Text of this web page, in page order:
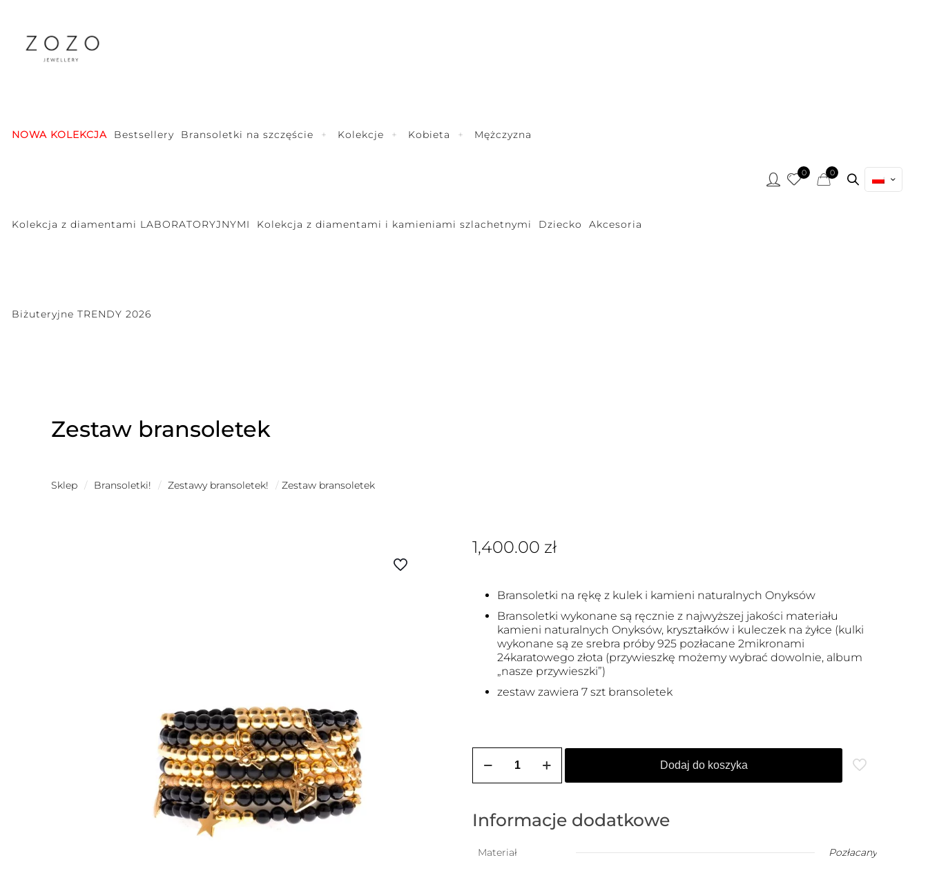
NOWA KOLEKCJA Bestsellery Bransoletki na szczęście Kolekcje Kobieta Mężczyzna
Kolekcja z diamentami LABORATORYJNYMI Kolekcja z diamentami i kamieniami szlachetnymi Dziecko Akcesoria
Biżuteryjne TRENDY 2026
0 0
Zestaw bransoletek
Sklep / Bransoletki! / Zestawy bransoletek! / Zestaw bransoletek
1,400.00 zł
Bransoletki na rękę z kulek i kamieni naturalnych Onyksów
Bransoletki wykonane są ręcznie z najwyższej jakości materiału
kamieni naturalnych Onyksów, kryształków i kuleczek na żyłce (kulki
wykonane są ze srebra próby 925 pozłacane 2mikronami
24karatowego złota (przywieszkę możemy wybrać dowolnie, album
„nasze przywieszki”)
zestaw zawiera 7 szt bransoletek
Zestaw
Dodaj do koszyka
Informacje dodatkowe
Materiał Pozłacany